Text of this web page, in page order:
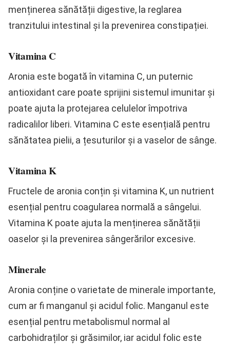
menținerea sănătății digestive, la reglarea
tranzitului intestinal și la prevenirea constipației.
Vitamina C
Aronia este bogată în vitamina C, un puternic
antioxidant care poate sprijini sistemul imunitar și
poate ajuta la protejarea celulelor împotriva
radicalilor liberi. Vitamina C este esențială pentru
sănătatea pielii, a țesuturilor și a vaselor de sânge.
Vitamina K
Fructele de aronia conțin și vitamina K, un nutrient
esențial pentru coagularea normală a sângelui.
Vitamina K poate ajuta la menținerea sănătății
oaselor și la prevenirea sângerărilor excesive.
Minerale
Aronia conține o varietate de minerale importante,
cum ar fi manganul și acidul folic. Manganul este
esențial pentru metabolismul normal al
carbohidraților și grăsimilor, iar acidul folic este